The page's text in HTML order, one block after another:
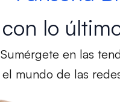
con lo
Sumérgete en las
el mundo de las